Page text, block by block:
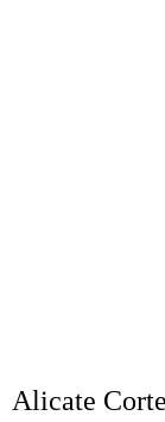
Alicate